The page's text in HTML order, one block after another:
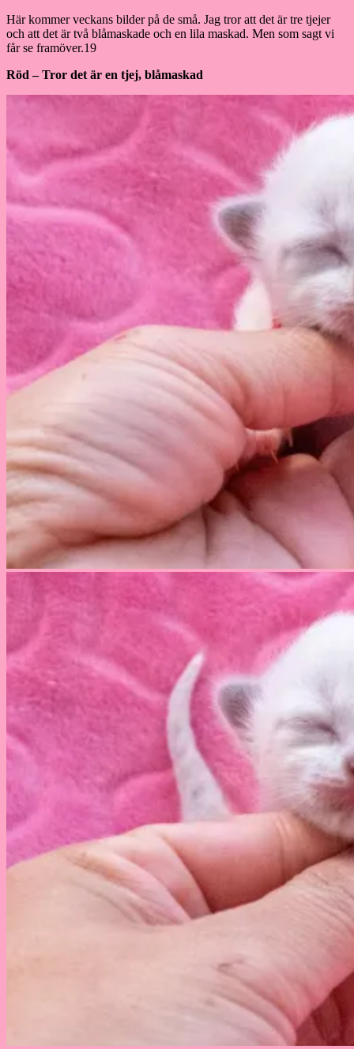
Här kommer veckans bilder på de små. Jag tror att det är tre tjejer
och att det är två blåmaskade och en lila maskad. Men som sagt vi
får se framöver.19
Röd – Tror det är en tjej, blåmaskad